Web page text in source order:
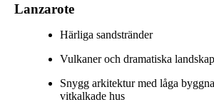
Lanzarote
Härliga sandstränder
Vulkaner och dramatiska landskap
Snygg arkitektur med låga
vitkalkade hus